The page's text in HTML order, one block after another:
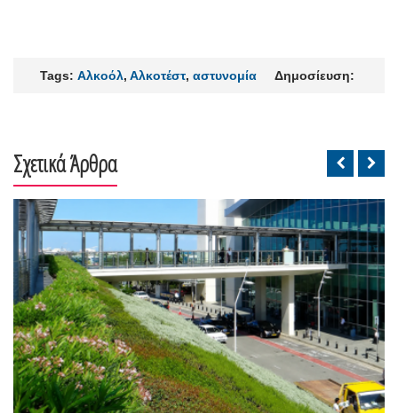
Tags: Αλκοόλ, Αλκοτέστ, αστυνομία Δημοσίευση:
Σχετικά Άρθρα